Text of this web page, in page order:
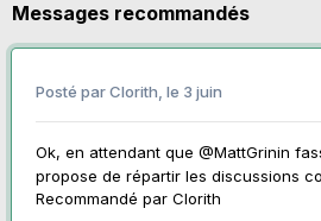
Messages recommandés
Posté parClorith, le 3 juin
Ok, en attendant que @MattGrinin
propose de répartir les discussions
Recommandé par Clorith